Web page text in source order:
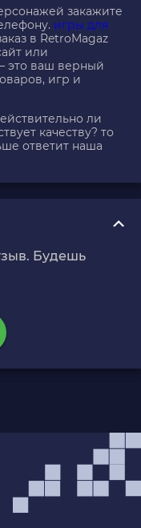
закажите
игры для
в RetroMagaz
или
это ваш верный
игр и
ли
качеству? то
ответит наша
Будешь